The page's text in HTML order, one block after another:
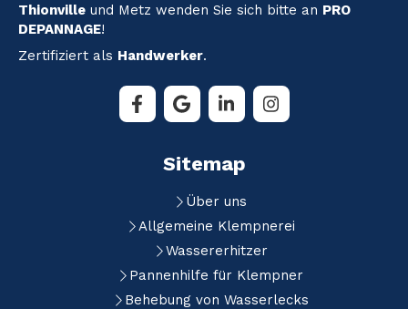
Thionville und Metz wenden Sie sich bitte an PRO
DEPANNAGE!
Zertifiziert als Handwerker.
Sitemap
Über uns
Allgemeine Klempnerei
Wassererhitzer
Pannenhilfe für Klempner
Behebung von Wasserlecks